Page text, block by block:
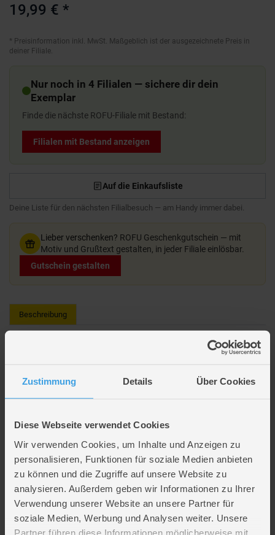
Zustimmung Details Über Cookies
Diese Webseite verwendet Cookies
Wir verwenden Cookies, um Inhalte und Anzeigen zu
personalisieren, Funktionen für soziale Medien anbieten
zu können und die Zugriffe auf unsere Website zu
analysieren. Außerdem geben wir Informationen zu Ihrer
Verwendung unserer Website an unsere Partner für
soziale Medien, Werbung und Analysen weiter. Unsere
Partner führen diese Informationen möglicherweise mit
19,99 € *
* Preisinformation inkl. MwSt. Maßgeblich ist der ausgezeichnete Preis in
deiner Filiale.
Nur noch in 4 Filialen — sichere dir dein
Exemplar
Finde die nächste ROFU-Filiale mit Bestand:
Filialen mit Bestand anzeigen
Auf die Einkaufsliste
Deine Liste für den nächsten Filialbesuch — am Handy immer dabei.
Lieber verschenken? ROFU Geschenkgutschein — mit
Motiv und Grußtext gestalten, in jeder Filiale einlösbar.
Gutschein gestalten
Beschreibung
Lieferumfang: 1 x Fahrradhelm
Design: Die Eiskönigin 2
Altersempfehlung: ab 4 Jahren
Artikelmerkmale